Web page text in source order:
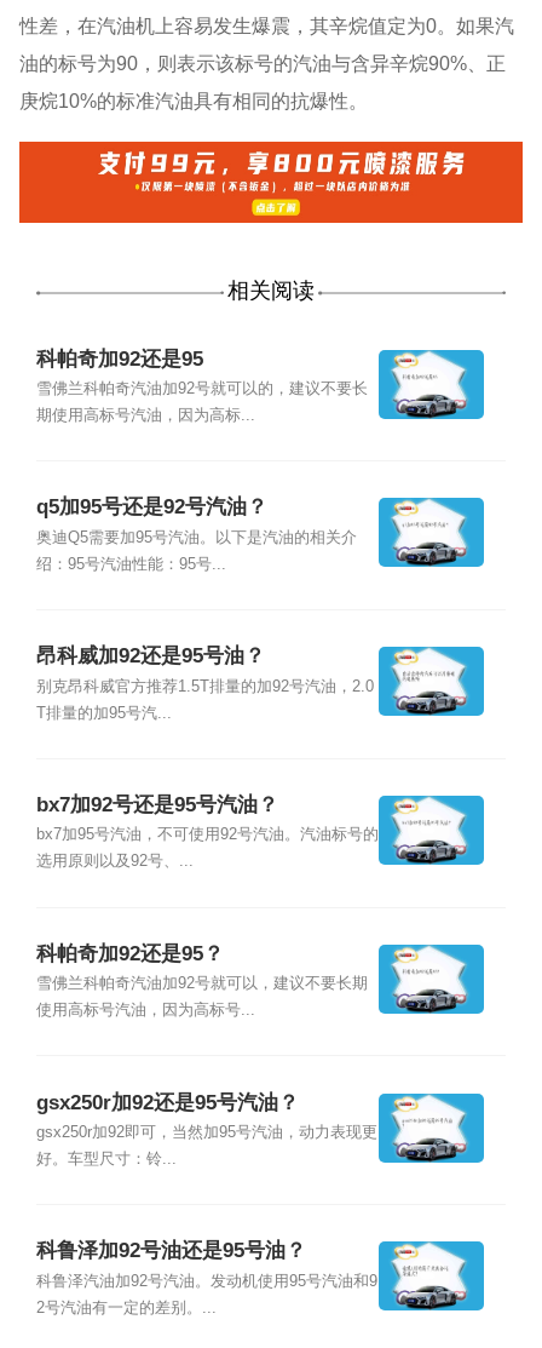
性差，在汽油机上容易发生爆震，其辛烷值定为0。如果汽
油的标号为90，则表示该标号的汽油与含异辛烷90%、正
庚烷10%的标准汽油具有相同的抗爆性。
相关阅读
科帕奇加92还是95
雪佛兰科帕奇汽油加92号就可以的，建议不要长
期使用高标号汽油，因为高标...
q5加95号还是92号汽油？
奥迪Q5需要加95号汽油。以下是汽油的相关介
绍：95号汽油性能：95号...
昂科威加92还是95号油？
别克昂科威官方推荐1.5T排量的加92号汽油，2.0
T排量的加95号汽...
bx7加92号还是95号汽油？
bx7加95号汽油，不可使用92号汽油。汽油标号的
选用原则以及92号、...
科帕奇加92还是95？
雪佛兰科帕奇汽油加92号就可以，建议不要长期
使用高标号汽油，因为高标号...
gsx250r加92还是95号汽油？
gsx250r加92即可，当然加95号汽油，动力表现更
好。车型尺寸：铃...
科鲁泽加92号油还是95号油？
科鲁泽汽油加92号汽油。发动机使用95号汽油和9
2号汽油有一定的差别。...